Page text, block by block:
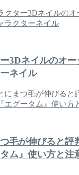
3Dネイルのオ
ネイル
毛が伸びると評
ム』使い方と注